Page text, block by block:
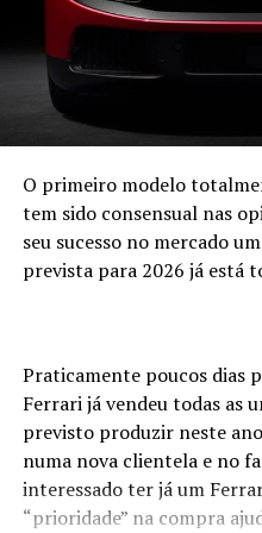
como acontecia com o
A distribuição para
Espanha estará a cargo da
possibilidade destes novos
O primeiro modelo
tem sido consensual nas
seu sucesso no mercado
prevista para 2026 já está
Praticamente poucos dias
Ferrari já vendeu todas as
previsto produzir neste
numa nova clientela e no
interessado ter já um
“prioridade” na compra